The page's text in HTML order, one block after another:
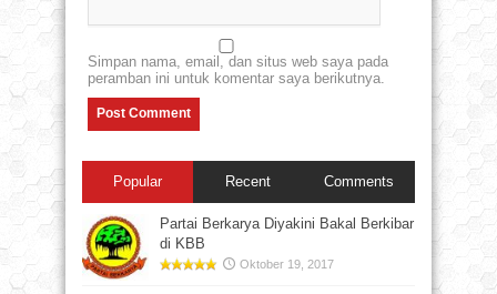
Simpan nama, email, dan situs web saya pada
peramban ini untuk komentar saya berikutnya.
Popular Recent Comments
Partai Berkarya Diyakini Bakal Berkibar
di KBB
Oktober 19, 2017